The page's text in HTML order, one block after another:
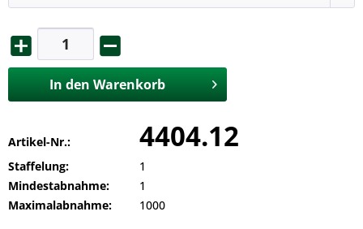
In den Warenkorb
Artikel-Nr.: 4404.12
Staffelung:
1
Mindestabnahme:
1
Maximalabnahme:
1000